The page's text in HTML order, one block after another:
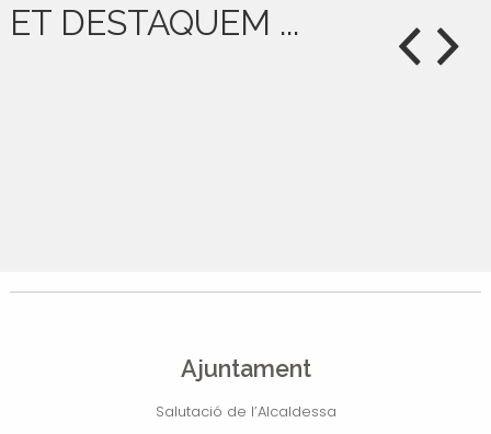
ET DESTAQUEM ...
Ajuntament
Salutació de l’Alcaldessa